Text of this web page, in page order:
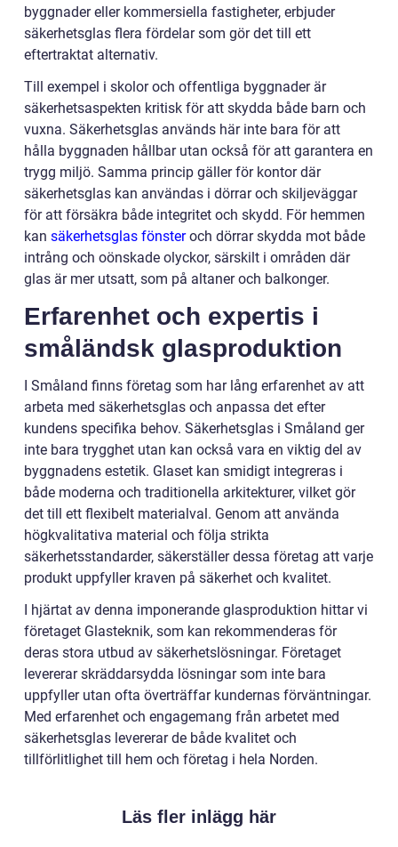
byggnader eller kommersiella fastigheter, erbjuder
säkerhetsglas flera fördelar som gör det till ett
eftertraktat alternativ.
Till exempel i skolor och offentliga byggnader är
säkerhetsaspekten kritisk för att skydda både barn och
vuxna. Säkerhetsglas används här inte bara för att
hålla byggnaden hållbar utan också för att garantera en
trygg miljö. Samma princip gäller för kontor där
säkerhetsglas kan användas i dörrar och skiljeväggar
för att försäkra både integritet och skydd. För hemmen
kan säkerhetsglas fönsteroch dörrar skydda mot både
intrång och oönskade olyckor, särskilt i områden där
glas är mer utsatt, som på altaner och balkonger.
Erfarenhet och expertis i
småländsk glasproduktion
I Småland finns företag som har lång erfarenhet av att
arbeta med säkerhetsglas och anpassa det efter
kundens specifika behov. Säkerhetsglas i Småland ger
inte bara trygghet utan kan också vara en viktig del av
byggnadens estetik. Glaset kan smidigt integreras i
både moderna och traditionella arkitekturer, vilket gör
det till ett flexibelt materialval. Genom att använda
högkvalitativa material och följa strikta
säkerhetsstandarder, säkerställer dessa företag att varje
produkt uppfyller kraven på säkerhet och kvalitet.
I hjärtat av denna imponerande glasproduktion hittar vi
företaget Glasteknik, som kan rekommenderas för
deras stora utbud av säkerhetslösningar. Företaget
levererar skräddarsydda lösningar som inte bara
uppfyller utan ofta överträffar kundernas förväntningar.
Med erfarenhet och engagemang från arbetet med
säkerhetsglas levererar de både kvalitet och
tillförlitlighet till hem och företag i hela Norden.
Läs fler inlägg här